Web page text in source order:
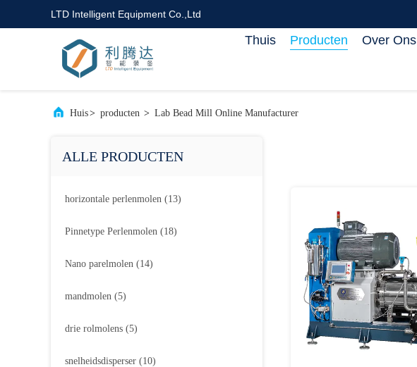
LTD Intelligent Equipment Co.,Ltd
Thuis Producten Over Ons
Huis> producten > Lab Bead Mill Online Manufacturer
ALLE PRODUCTEN
horizontale perlenmolen (13)
Pinnetype Perlenmolen (18)
Nano parelmolen (14)
mandmolen (5)
drie rolmolens (5)
snelheidsdisperser (10)